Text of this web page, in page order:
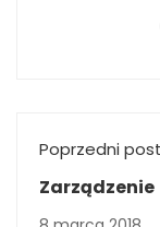
Poprzedni post
Zarządzenie